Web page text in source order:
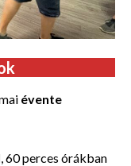
évente
, 60 perces órákban